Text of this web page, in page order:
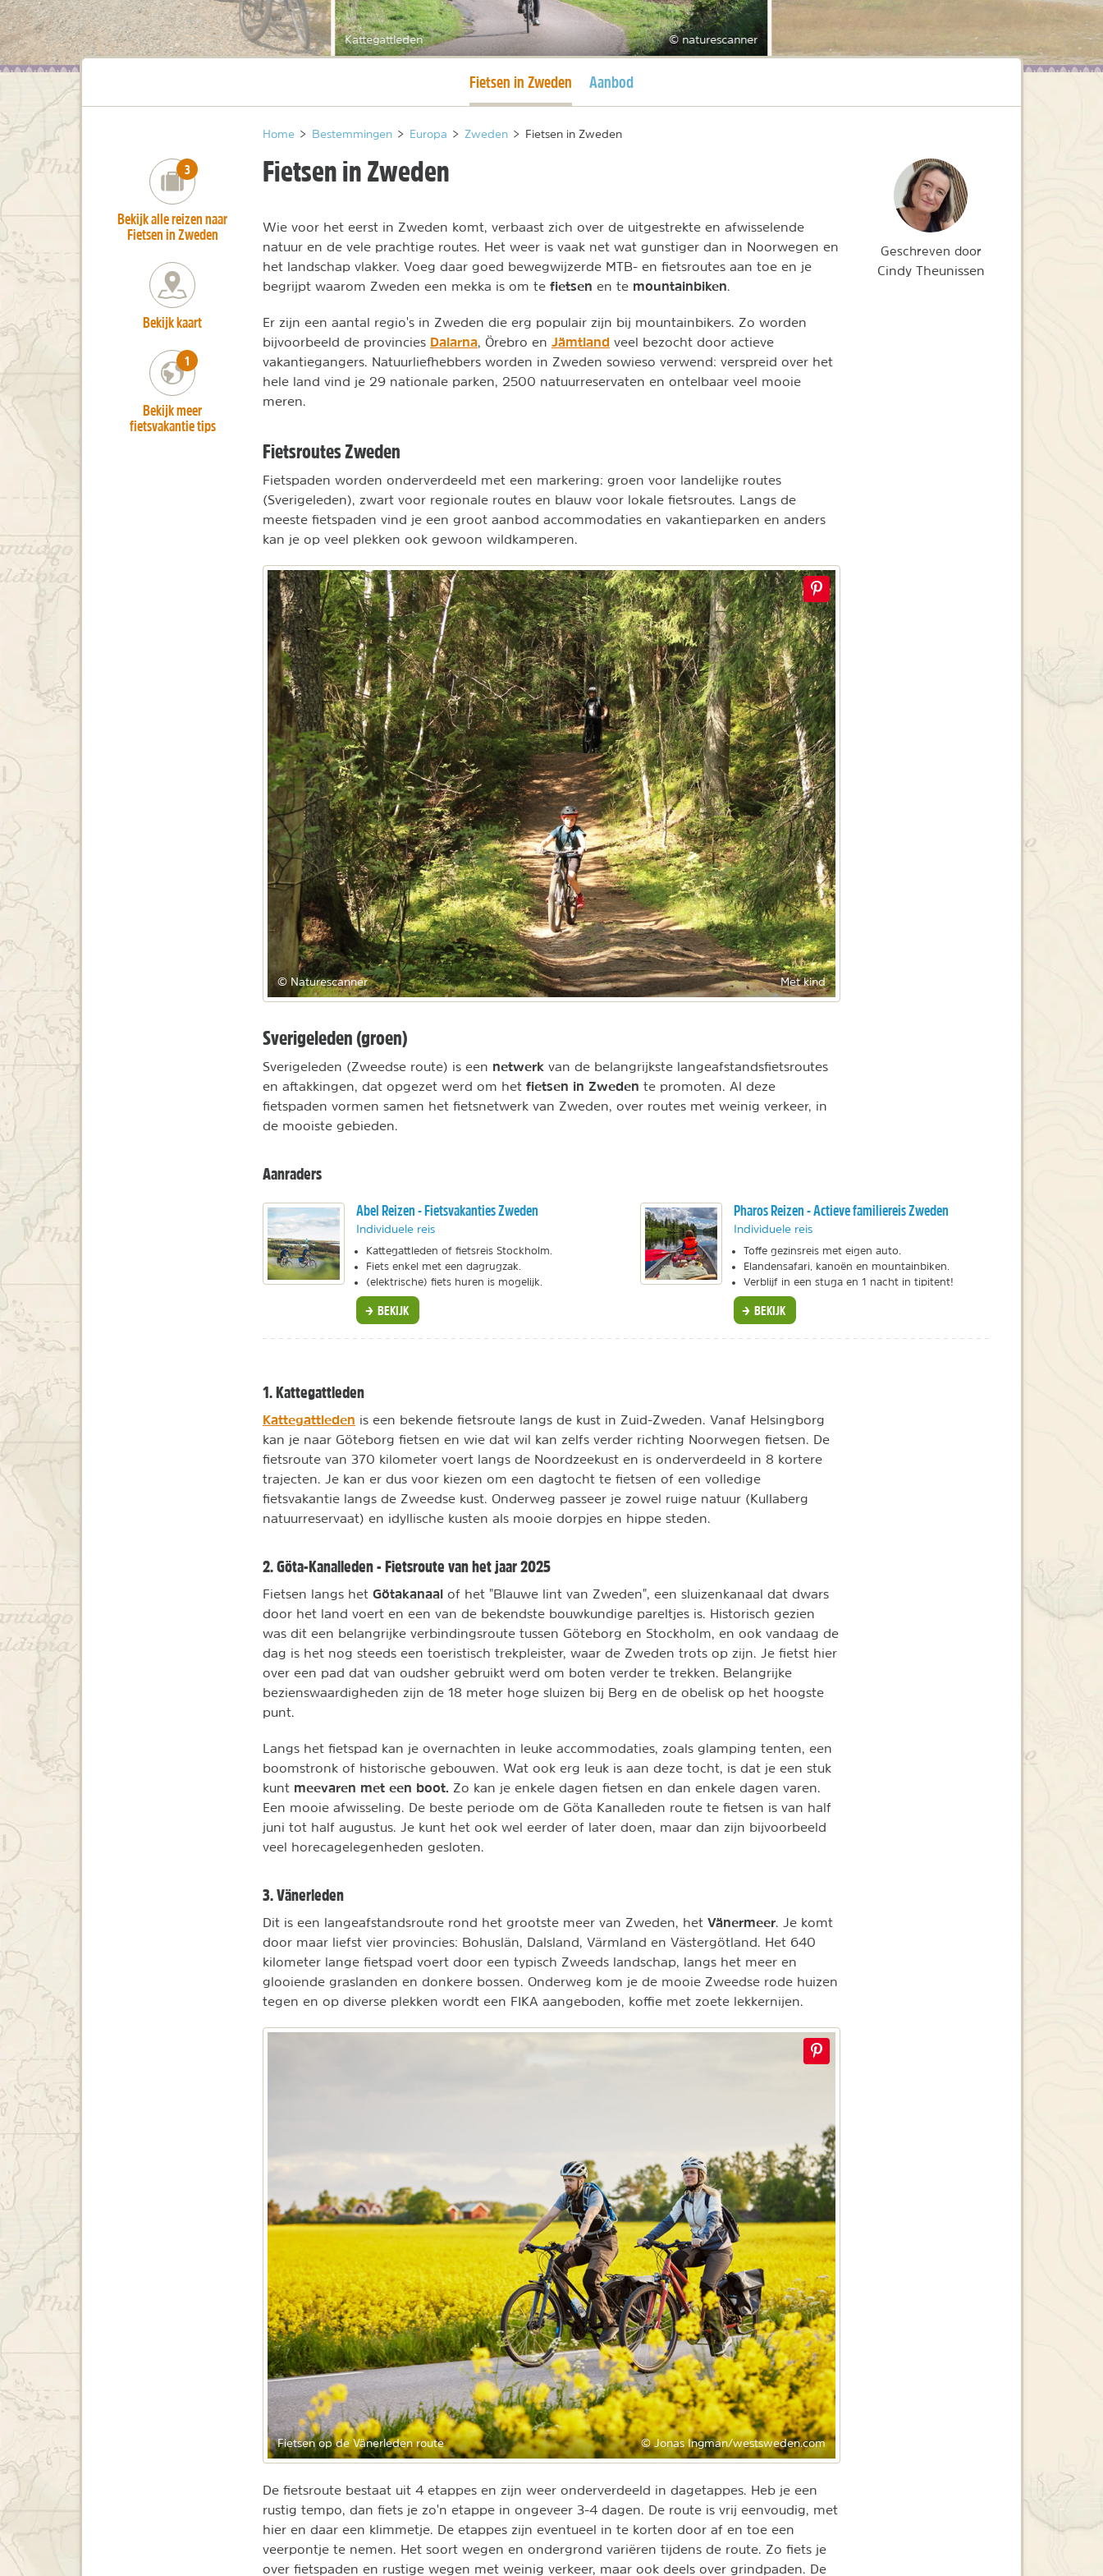
Kattegattleden © naturescanner
Huidige pagina
Fietsen in Zweden Aanbod
Home > Bestemmingen > Europa > Zweden > Fietsen in Zweden
Fietsen in Zweden
Wie voor het eerst in Zweden komt, verbaast zich over de uitgestrekte en afwisselende
natuur en de vele prachtige routes. Het weer is vaak net wat gunstiger dan in Noorwegen en
het landschap vlakker. Voeg daar goed bewegwijzerde MTB- en fietsroutes aan toe en je
begrijpt waarom Zweden een mekka is om te fietsen en te mountainbiken.
Er zijn een aantal regio's in Zweden die erg populair zijn bij mountainbikers. Zo worden
bijvoorbeeld de provincies Dalarna, Örebro en Jämtland veel bezocht door actieve
vakantiegangers. Natuurliefhebbers worden in Zweden sowieso verwend: verspreid over het
hele land vind je 29 nationale parken, 2500 natuurreservaten en ontelbaar veel mooie
meren.
Fietsroutes Zweden
Fietspaden worden onderverdeeld met een markering: groen voor landelijke routes
(Sverigeleden), zwart voor regionale routes en blauw voor lokale fietsroutes. Langs de
meeste fietspaden vind je een groot aanbod accommodaties en vakantieparken en anders
kan je op veel plekken ook gewoon wildkamperen.
© Naturescanner Met kind
Sverigeleden (groen)
Sverigeleden (Zweedse route) is een netwerk van de belangrijkste langeafstandsfietsroutes
en aftakkingen, dat opgezet werd om het fietsen in Zweden te promoten. Al deze
fietspaden vormen samen het fietsnetwerk van Zweden, over routes met weinig verkeer, in
de mooiste gebieden.
Aanraders
Abel Reizen - Fietsvakanties Zweden
Individuele reis
Kattegattleden of fietsreis Stockholm.
Fiets enkel met een dagrugzak.
(elektrische) fiets huren is mogelijk.
BEKIJK
Pharos Reizen - Actieve familiereis Zweden
Individuele reis
Toffe gezinsreis met eigen auto.
Elandensafari, kanoën en mountainbiken.
Verblijf in een stuga en 1 nacht in tipitent!
BEKIJK
1. Kattegattleden
Kattegattleden is een bekende fietsroute langs de kust in Zuid-Zweden. Vanaf Helsingborg
kan je naar Göteborg fietsen en wie dat wil kan zelfs verder richting Noorwegen fietsen. De
fietsroute van 370 kilometer voert langs de Noordzeekust en is onderverdeeld in 8 kortere
trajecten. Je kan er dus voor kiezen om een dagtocht te fietsen of een volledige
fietsvakantie langs de Zweedse kust. Onderweg passeer je zowel ruige natuur (Kullaberg
natuurreservaat) en idyllische kusten als mooie dorpjes en hippe steden.
2. Göta-Kanalleden - Fietsroute van het jaar 2025
Fietsen langs het Götakanaal of het "Blauwe lint van Zweden", een sluizenkanaal dat dwars
door het land voert en een van de bekendste bouwkundige pareltjes is. Historisch gezien
was dit een belangrijke verbindingsroute tussen Göteborg en Stockholm, en ook vandaag de
dag is het nog steeds een toeristisch trekpleister, waar de Zweden trots op zijn. Je fietst hier
over een pad dat van oudsher gebruikt werd om boten verder te trekken. Belangrijke
bezienswaardigheden zijn de 18 meter hoge sluizen bij Berg en de obelisk op het hoogste
punt.
Langs het fietspad kan je overnachten in leuke accommodaties, zoals glamping tenten, een
boomstronk of historische gebouwen. Wat ook erg leuk is aan deze tocht, is dat je een stuk
kunt meevaren met een boot. Zo kan je enkele dagen fietsen en dan enkele dagen varen.
Een mooie afwisseling. De beste periode om de Göta Kanalleden route te fietsen is van half
juni tot half augustus. Je kunt het ook wel eerder of later doen, maar dan zijn bijvoorbeeld
veel horecagelegenheden gesloten.
3. Vänerleden
Dit is een langeafstandsroute rond het grootste meer van Zweden, het Vänermeer. Je komt
door maar liefst vier provincies: Bohuslän, Dalsland, Värmland en Västergötland. Het 640
kilometer lange fietspad voert door een typisch Zweeds landschap, langs het meer en
glooiende graslanden en donkere bossen. Onderweg kom je de mooie Zweedse rode huizen
tegen en op diverse plekken wordt een FIKA aangeboden, koffie met zoete lekkernijen.
Fietsen op de Vänerleden route © Jonas Ingman/westsweden.com
De fietsroute bestaat uit 4 etappes en zijn weer onderverdeeld in dagetappes. Heb je een
rustig tempo, dan fiets je zo'n etappe in ongeveer 3-4 dagen. De route is vrij eenvoudig, met
hier en daar een klimmetje. De etappes zijn eventueel in te korten door af en toe een
veerpontje te nemen. Het soort wegen en ondergrond variëren tijdens de route. Zo fiets je
over fietspaden en rustige wegen met weinig verkeer, maar ook deels over grindpaden. De
number_of_trips:
3
Bekijk alle reizen naar
Fietsen in Zweden
Bekijk kaart
number_of_trips:
1
Bekijk meer
fietsvakantie tips
Geschreven door
Cindy Theunissen